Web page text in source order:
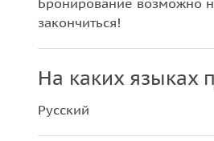
Бронирование возможно
закончиться!
На каких языках
Русский